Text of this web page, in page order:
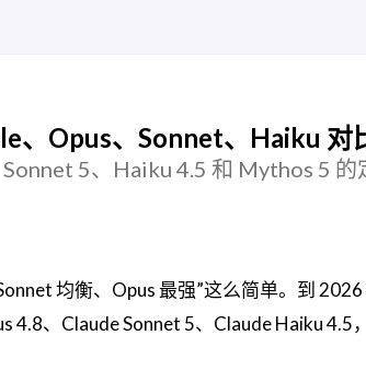
、Opus、Sonnet、Haiku 对
5、Haiku 4.5 和 Mythos 5 的
均衡、Opus 最强”这么简单。到 2026
4.8、Claude Sonnet 5、Claude Haiku 4.5